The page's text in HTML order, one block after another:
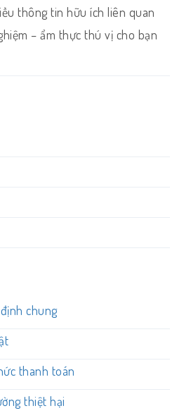
thông tin hữu ích liên quan
– ẩm thực thú vị cho bạn
chung
thanh toán
thiệt hại